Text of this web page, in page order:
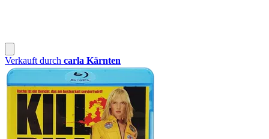
Verkauft durch carla Kärnten